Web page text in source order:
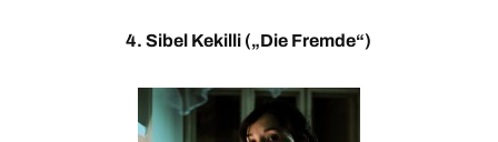
4. Sibel Kekilli („Die Fremde“)